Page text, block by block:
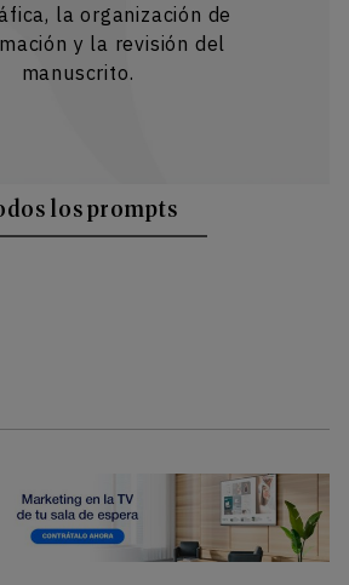
la organización de
y la revisión del
manuscrito.
los prompts